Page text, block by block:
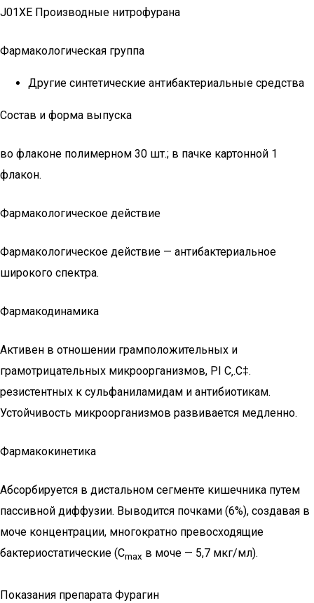
J01XE Производные нитрофурана
Фармакологическая группа
Другие синтетические антибактериальные средства
Состав и форма выпуска
во флаконе полимерном 30 шт.; в пачке картонной 1
флакон.
Фармакологическое действие
Фармакологическое действие — антибактериальное
широкого спектра.
Фармакодинамика
Активен в отношении грамположительных и
грамотрицательных микроорганизмов, РІ С‚.С‡.
резистентных к сульфаниламидам и антибиотикам.
Устойчивость микроорганизмов развивается медленно.
Фармакокинетика
Абсорбируется в дистальном сегменте кишечника путем
пассивной диффузии. Выводится почками (6%), создавая в
моче концентрации, многократно превосходящие
бактериостатические (Cmax в моче — 5,7 мкг/мл).
Показания препарата Фурагин